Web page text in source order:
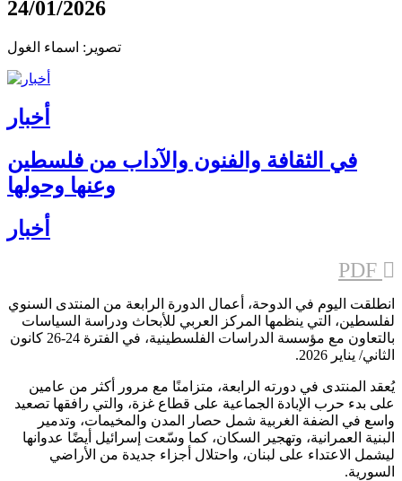
24/01/2026
تصوير: اسماء الغول
أخبار
في الثقافة والفنون والآداب من فلسطين
وعنها وحولها
أخبار
​انطلقت اليوم في الدوحة، أعمال الدورة الرابعة من المنتدى السنوي
لفلسطين​، التي ينظمها المركز العربي للأبحاث ودراسة السياسات
بالتعاون مع مؤسسة الدراسات الفلسطينية، في الفترة 24-26 كانون
الثاني/ يناير 2026.
يُعقد المنتدى في دورته الرابعة، متزامنًا مع مرور أكثر من عامين
على بدء حرب الإبادة الجماعية على قطاع غزة، والتي رافقها تصعيد
واسع في الضفة الغربية شمل حصار المدن والمخيمات، وتدمير
البنية العمرانية، وتهجير السكان، كما وسّعت إسرائيل أيضًا عدوانها
ليشمل الاعتداء على لبنان، واحتلال أجزاء جديدة من الأراضي
السورية.